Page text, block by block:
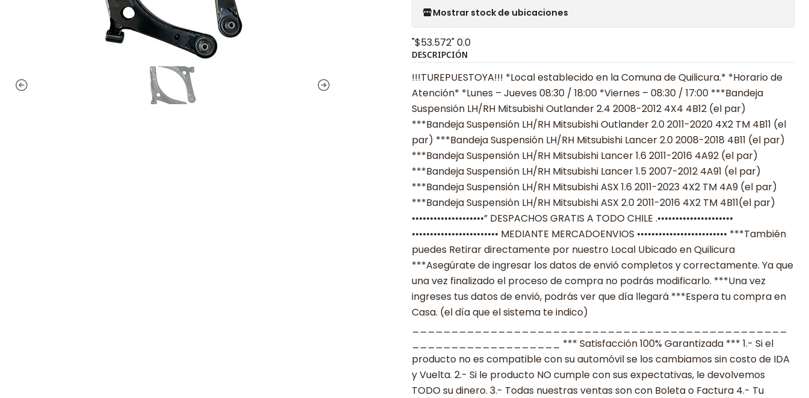
Mostrar stock de ubicaciones
"$53.572"0.0
DESCRIPCIÓN
!!!TUREPUESTOYA!!! *Local establecido en la Comuna de Quilicura.* *Horario de
Atención* *Lunes – Jueves 08:30 / 18:00 *Viernes – 08:30 / 17:00 ***Bandeja
Suspensión LH/RH Mitsubishi Outlander 2.4 2008-2012 4X4 4B12 (el par)
***Bandeja Suspensión LH/RH Mitsubishi Outlander 2.0 2011-2020 4X2 TM 4B11 (el
par) ***Bandeja Suspensión LH/RH Mitsubishi Lancer 2.0 2008-2018 4B11 (el par)
***Bandeja Suspensión LH/RH Mitsubishi Lancer 1.6 2011-2016 4A92 (el par)
***Bandeja Suspensión LH/RH Mitsubishi Lancer 1.5 2007-2012 4A91 (el par)
***Bandeja Suspensión LH/RH Mitsubishi ASX 1.6 2011-2023 4X2 TM 4A9 (el par)
***Bandeja Suspensión LH/RH Mitsubishi ASX 2.0 2011-2016 4X2 TM 4B11(el par)
••••••••••••••••••••” DESPACHOS GRATIS A TODO CHILE .•••••••••••••••••••••
•••••••••••••••••••••••• MEDIANTE MERCADOENVIOS ••••••••••••••••••••••••• ***También
puedes Retirar directamente por nuestro Local Ubicado en Quilicura
***Asegúrate de ingresar los datos de envió completos y correctamente. Ya que
una vez finalizado el proceso de compra no podrás modificarlo. ***Una vez
ingreses tus datos de envió, podrás ver que día llegará ***Espera tu compra en
Casa. (el día que el sistema te indico)
___________________ *** Satisfacción 100% Garantizada *** 1.- Si el
producto no es compatible con su automóvil se los cambiamos sin costo de IDA
y Vuelta. 2.- Si le producto NO cumple con sus expectativas, le devolvemos
TODO su dinero. 3.- Todas nuestras ventas son con Boleta o Factura 4.- Tu